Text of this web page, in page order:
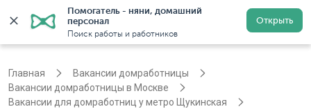
Помогатель - няни, домашний
персонал
Поиск работы и работников
Открыть
Регистрация
Главная
Вакансии домработницы
Вакансии домработницы в Москве
Вакансии для домработниц у метро Щукинская